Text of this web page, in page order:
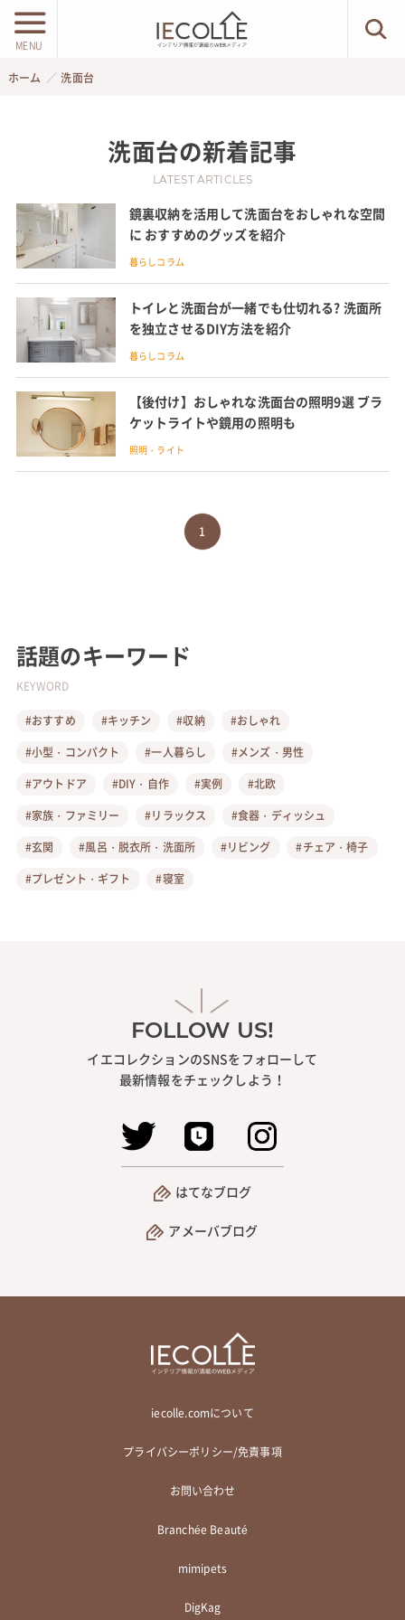
MENU
ホーム 洗面台
洗面台の新着記事
LATEST ARTICLES
鏡裏収納を活用して洗面台をおしゃれな空間
に おすすめのグッズを紹介
暮らしコラム
トイレと洗面台が一緒でも仕切れる? 洗面所
を独立させるDIY方法を紹介
暮らしコラム
【後付け】おしゃれな洗面台の照明9選 ブラ
ケットライトや鏡用の照明も
照明・ライト
1
話題のキーワード
KEYWORD
#おすすめ #キッチン #収納
#おしゃれ
#小型・コンパクト
#一人暮らし
#メンズ・男性
#アウトドア
#DIY・自作 #実例
#北欧
#家族・ファミリー
#リラックス
#食器・ディッシュ
#玄関
#風呂・脱衣所・洗面所 #リビング
#チェア・椅子
#プレゼント・ギフト
#寝室
FOLLOW US!
イエコレクションのSNSをフォローして
最新情報をチェックしよう！
はてなブログ
アメーバブログ
iecolle.comについて
プライバシーポリシー/免責事項
お問い合わせ
Branchée Beauté
mimipets
DigKag